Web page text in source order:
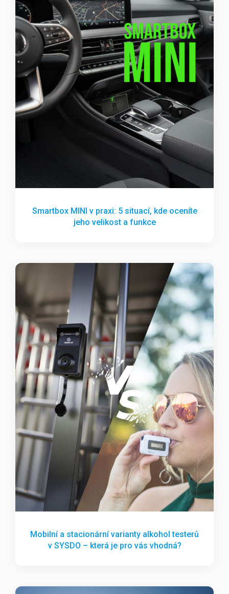
Smartbox MINI v praxi: 5 situací, kde oceníte
jeho velikost a funkce
Mobilní a stacionární varianty alkohol testerů
v SYSDO – která je pro vás vhodná?